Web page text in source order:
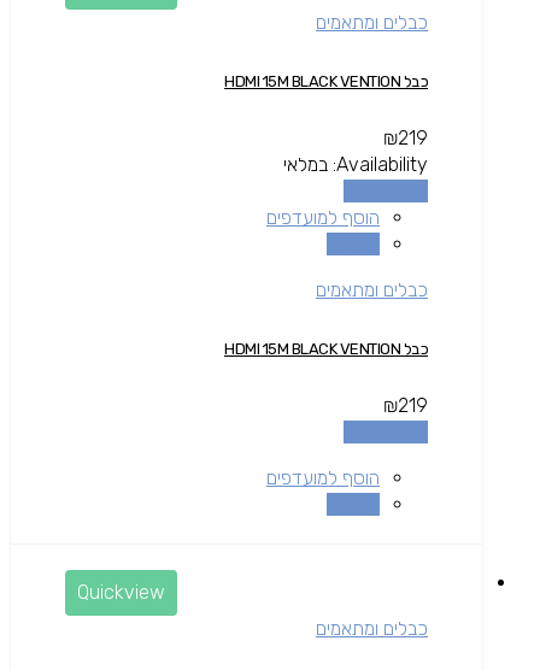
כבלים ומתאמים
כבל HDMI 15M BLACK VENTION
₪219
Availability: במלאי
הוסף למועדפים
כבלים ומתאמים
כבל HDMI 15M BLACK VENTION
₪219
הוסף למועדפים
Quickview
כבלים ומתאמים